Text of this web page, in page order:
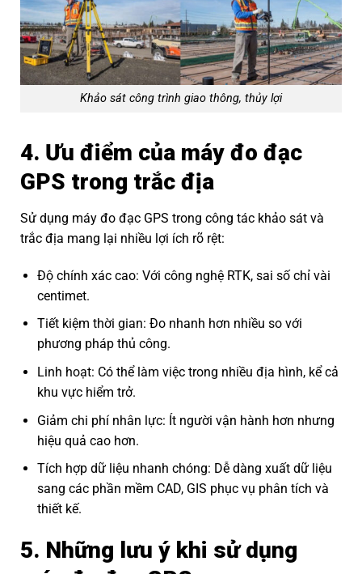
Khảo sát công trình giao thông, thủy lợi
4. Ưu điểm của máy đo đạc
GPS trong trắc địa
Sử dụng máy đo đạc GPS trong công tác khảo sát và
trắc địa mang lại nhiều lợi ích rõ rệt:
Độ chính xác cao: Với công nghệ RTK, sai số chỉ vài
centimet.
Tiết kiệm thời gian: Đo nhanh hơn nhiều so với
phương pháp thủ công.
Linh hoạt: Có thể làm việc trong nhiều địa hình, kể cả
khu vực hiểm trở.
Giảm chi phí nhân lực: Ít người vận hành hơn nhưng
hiệu quả cao hơn.
Tích hợp dữ liệu nhanh chóng: Dễ dàng xuất dữ liệu
sang các phần mềm CAD, GIS phục vụ phân tích và
thiết kế.
5. Những lưu ý khi sử dụng